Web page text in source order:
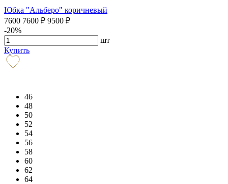
Юбка "Альберо" коричневый
7600 7600 ₽ 9500 ₽
-20%
шт
Купить
46
48
50
52
54
56
58
60
62
64